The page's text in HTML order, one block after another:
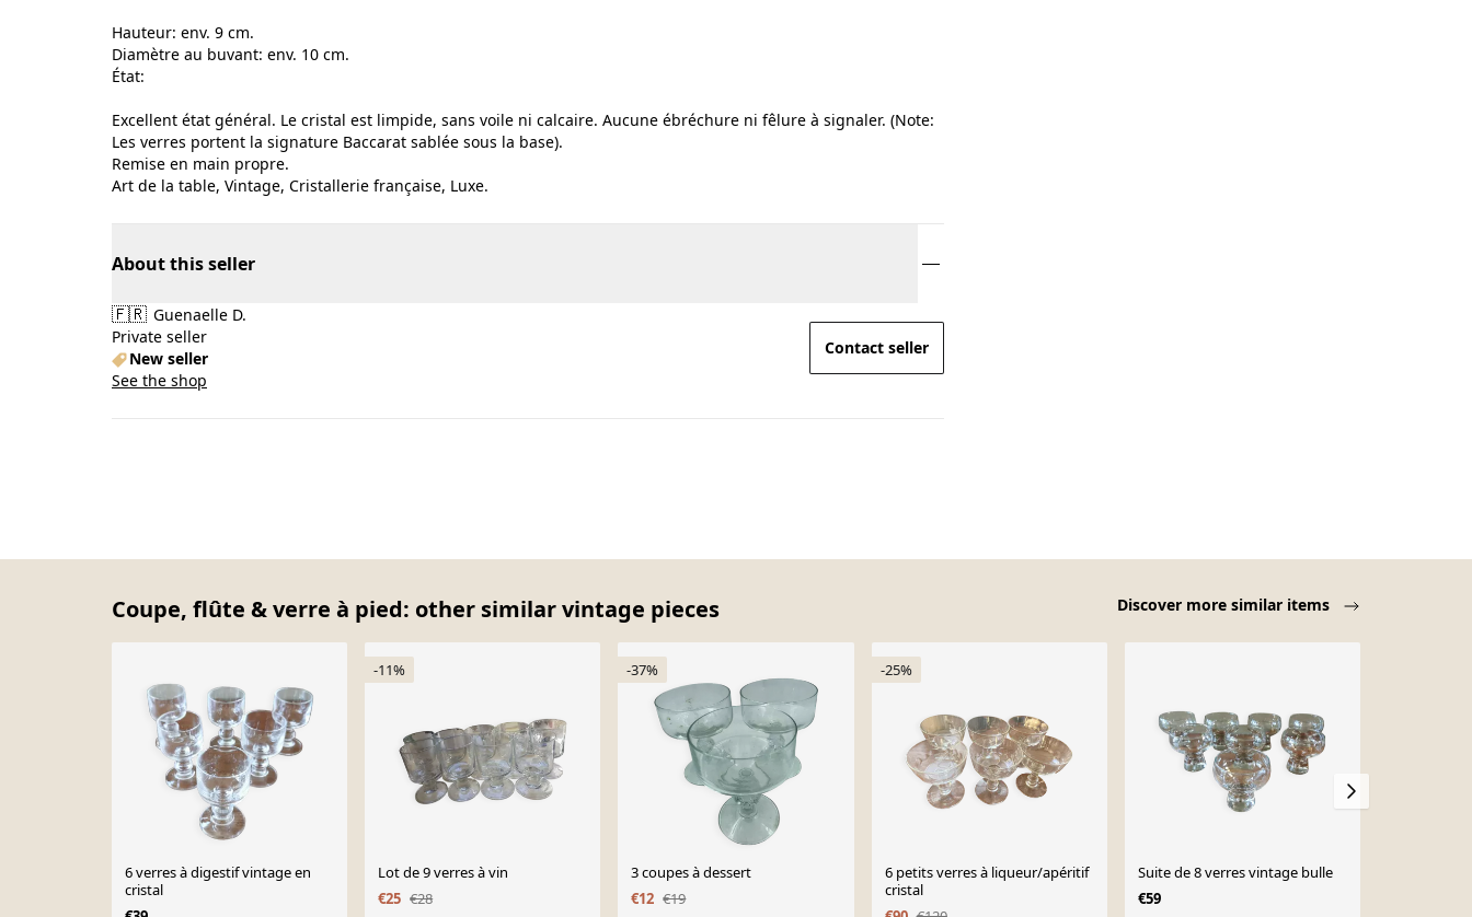
​Hauteur: env. 9 cm.
​Diamètre au buvant: env. 10 cm.
​État:
​Excellent état général. Le cristal est limpide, sans voile ni calcaire. Aucune ébréchure ni fêlure à signaler. (Note:
Les verres portent la signature Baccarat sablée sous la base).
​Remise en main propre.
​Art de la table, Vintage, Cristallerie française, Luxe.
About this seller
🇫🇷 Guenaelle D.
Private seller
New seller
See the shop
Contact seller
Coupe, flûte & verre à pied: other similar vintage pieces Discover more similar items
6 verres à digestif vintage en
cristal
-11%
Lot de 9 verres à vin
€25 €28
-37%
3 coupes à dessert
€12 €19
-25%
6 petits verres à liqueur/apéritif
cristal
Suite de 8 verres vintage bulle
€59